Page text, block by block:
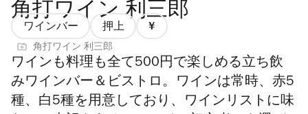
角打ワイン 利三郎
ワインバー 押上
価
1/4
角打ワイン 利三郎
ワインも料理も全て500円で楽しめる立ち飲
みワインバー＆ビストロ。ワインは常時、赤5
種、白5種を用意しており、ワインリストに味